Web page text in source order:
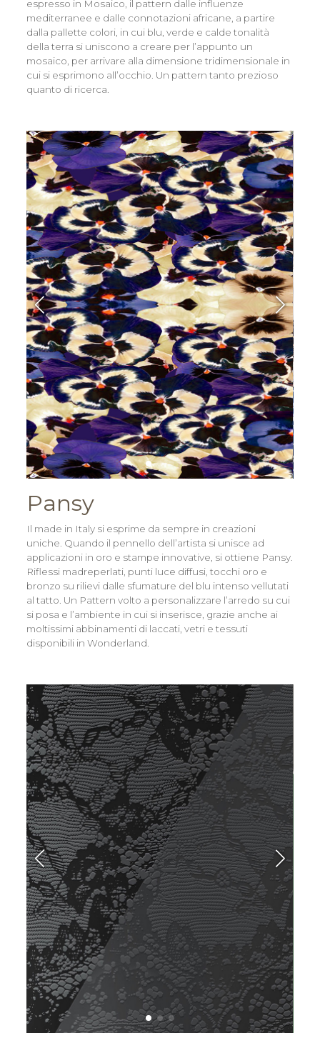
espresso in Mosaico, il pattern dalle influenze
mediterranee e dalle connotazioni africane, a partire
dalla pallette colori, in cui blu, verde e calde tonalità
della terra si uniscono a creare per l’appunto un
mosaico, per arrivare alla dimensione tridimensionale in
cui si esprimono all’occhio. Un pattern tanto prezioso
quanto di ricerca.
Pansy
Il made in Italy si esprime da sempre in creazioni
uniche. Quando il pennello dell’artista si unisce ad
applicazioni in oro e stampe innovative, si ottiene Pansy.
Riflessi madreperlati, punti luce diffusi, tocchi oro e
bronzo su rilievi dalle sfumature del blu intenso vellutati
al tatto. Un Pattern volto a personalizzare l’arredo su cui
si posa e l’ambiente in cui si inserisce, grazie anche ai
moltissimi abbinamenti di laccati, vetri e tessuti
disponibili in Wonderland.